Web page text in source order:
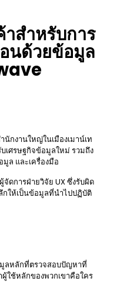
สําหรับการ
นด้วยข้อมูล
กงานใหญ่ในเมืองเมาน์เท
เศรษฐกิจข้อมูลใหม่ รวมถึง
ล และเครื่องมือ
ดการฝ่ายวิจัย UX ซึ่งรับผิด
กให้เป็นข้อมูลที่นําไปปฏิบัติ
ลหลักที่ตรวจสอบปัญหาที่
ผู้ใช้หลักของพวกเขาคือใคร